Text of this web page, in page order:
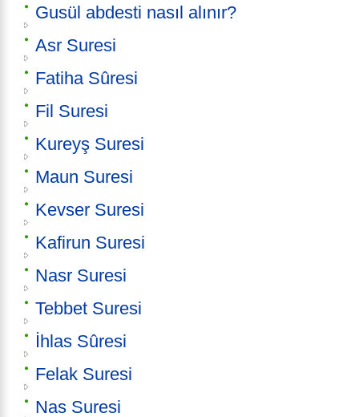
Gusül abdesti nasıl alınır?
Asr Suresi
Fatiha Sûresi
Fil Suresi
Kureyş Suresi
Maun Suresi
Kevser Suresi
Kafirun Suresi
Nasr Suresi
Tebbet Suresi
İhlas Sûresi
Felak Suresi
Nas Suresi